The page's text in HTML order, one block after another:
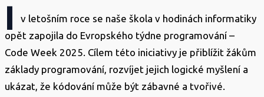
I
v letošním roce se naše škola v hodinách informatiky
opět zapojila do Evropského týdne programování –
Code Week 2025. Cílem této iniciativy je přiblížit žákům
základy programování, rozvíjet jejich logické myšlení a
ukázat, že kódování může být zábavné a tvořivé.